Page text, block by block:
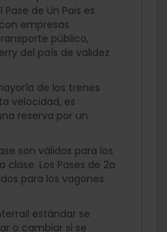
Pase de Un Pais es
empresas
público,
del país de validez
de los trenes
velocidad, es
reserva por un
son válidos para los
clase. Los Pases de 2a
para los vagones
estándar se
o cambiar si se